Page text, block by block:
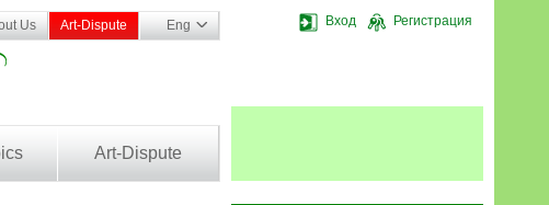
Вход Регистрация
Us Art-Dispute Eng
Art-Dispute